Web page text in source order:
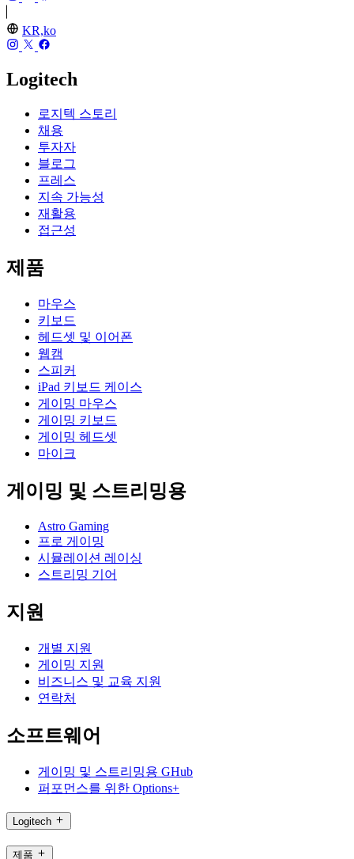
KR,ko
Logitech
로지텍 스토리
채용
투자자
블로그
프레스
지속 가능성
재활용
접근성
제품
마우스
키보드
헤드셋 및 이어폰
웹캠
스피커
iPad 키보드 케이스
게이밍 마우스
게이밍 키보드
게이밍 헤드셋
마이크
게이밍 및 스트리밍용
Astro Gaming
프로 게이밍
시뮬레이션 레이싱
스트리밍 기어
지원
개별 지원
게이밍 지원
비즈니스 및 교육 지원
연락처
소프트웨어
게이밍 및 스트리밍용 GHub
퍼포먼스를 위한 Options+
Logitech
제품